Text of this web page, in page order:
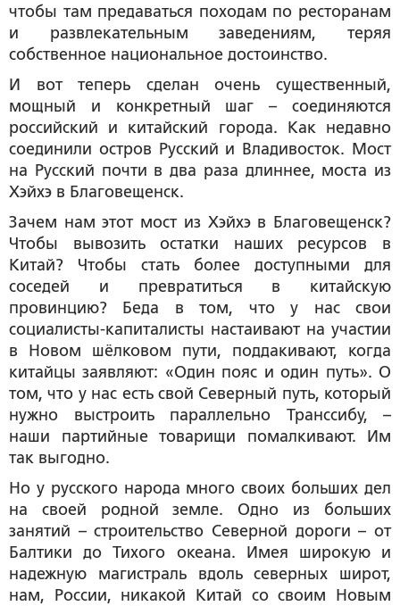
чтобы там предаваться походам по ресторанам
и развлекательным заведениям, теряя
собственное национальное достоинство.
И вот теперь сделан очень существенный,
мощный и конкретный шаг – соединяются
российский и китайский города. Как недавно
соединили остров Русский и Владивосток. Мост
на Русский почти в два раза длиннее, моста из
Хэйхэ в Благовещенск.
Зачем нам этот мост из Хэйхэ в Благовещенск?
Чтобы вывозить остатки наших ресурсов в
Китай? Чтобы стать более доступными для
соседей и превратиться в китайскую
провинцию? Беда в том, что у нас свои
социалисты-капиталисты настаивают на участии
в Новом шёлковом пути, поддакивают, когда
китайцы заявляют: «Один пояс и один путь». О
том, что у нас есть свой Северный путь, который
нужно выстроить параллельно Транссибу, –
наши партийные товарищи помалкивают. Им
так выгодно.
Но у русского народа много своих больших дел
на своей родной земле. Одно из больших
занятий – строительство Северной дороги – от
Балтики до Тихого океана. Имея широкую и
надежную магистраль вдоль северных широт,
нам, России, никакой Китай со своим Новым